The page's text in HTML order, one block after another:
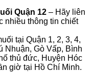
Quận 12 – Hãy liên
nhiều thông tin chiết
tại Quận 1, 2, 3, 4,
Nhuận, Gò Vấp, Bình
thủ đức, Huyện Hóc
giờ tại Hồ Chí Minh.